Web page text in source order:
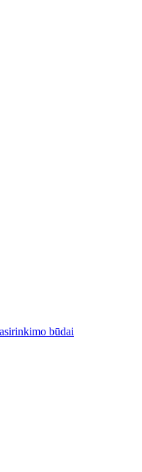
būdai